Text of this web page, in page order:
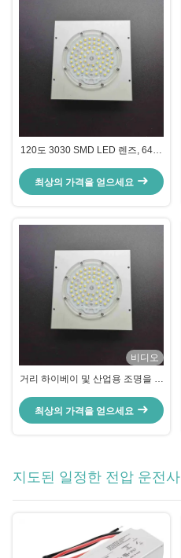
120도 3030 SMD LED 렌즈, 64인
최상의 가격을 얻으세요
비디오
거리 하이베이 및 산업용 조명을 위
SMD 3030 LED 조명 렌즈
최상의 가격을 얻으세요
지도된 일정한 전압 운전사